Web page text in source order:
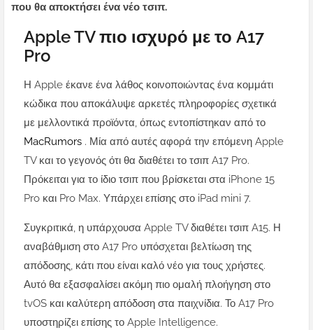
που θα αποκτήσει ένα νέο τσιπ.
Apple TV πιο ισχυρό με το A17
Pro
Η Apple έκανε ένα λάθος κοινοποιώντας ένα κομμάτι
κώδικα που αποκάλυψε αρκετές πληροφορίες σχετικά
με μελλοντικά προϊόντα, όπως εντοπίστηκαν από το
MacRumors . Μία από αυτές αφορά την επόμενη Apple
TV και το γεγονός ότι θα διαθέτει το τσιπ A17 Pro.
Πρόκειται για το ίδιο τσιπ που βρίσκεται στα iPhone 15
Pro και Pro Max. Υπάρχει επίσης στο iPad mini 7.
Συγκριτικά, η υπάρχουσα Apple TV διαθέτει τσιπ A15. Η
αναβάθμιση στο A17 Pro υπόσχεται βελτίωση της
απόδοσης, κάτι που είναι καλό νέο για τους χρήστες.
Αυτό θα εξασφαλίσει ακόμη πιο ομαλή πλοήγηση στο
tvOS και καλύτερη απόδοση στα παιχνίδια. Το A17 Pro
υποστηρίζει επίσης το Apple Intelligence.